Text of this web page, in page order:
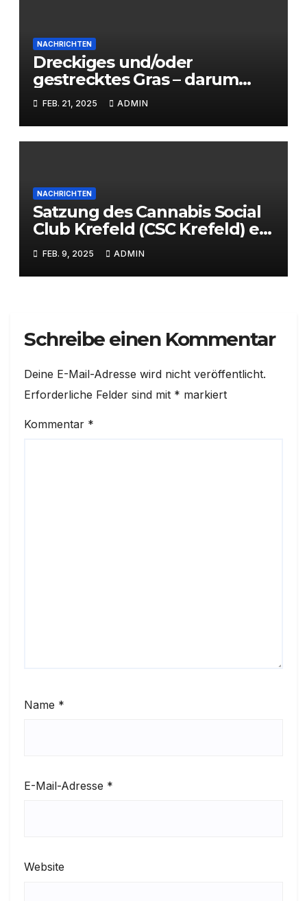
NACHRICHTEN
Dreckiges und/oder
gestrecktes Gras – darum
braucht es CSCs
FEB. 21, 2025 ADMIN
NACHRICHTEN
Satzung des Cannabis Social
Club Krefeld (CSC Krefeld) e.
V.FEB. 9, 2025 ADMIN
Schreibe einen Kommentar
Deine E-Mail-Adresse wird nicht veröffentlicht.
Erforderliche Felder sind mit * markiert
Kommentar *
Name *
E-Mail-Adresse *
Website